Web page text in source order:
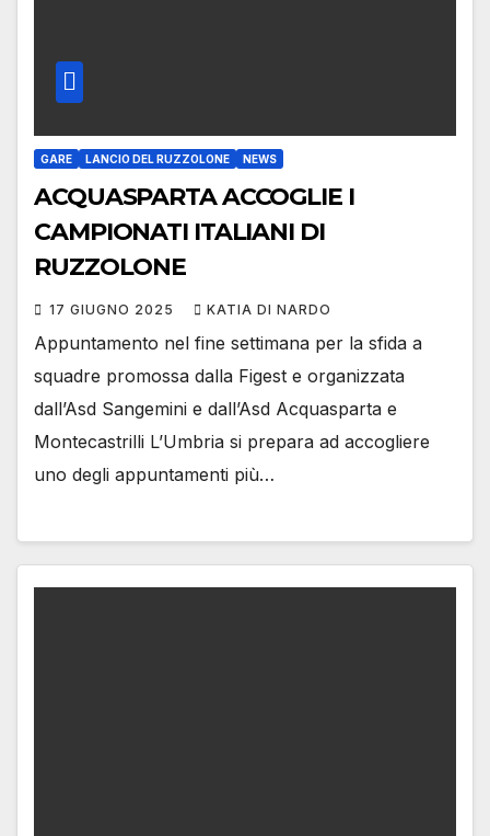
GARE LANCIO DEL RUZZOLONE NEWS
ACQUASPARTA ACCOGLIE I
CAMPIONATI ITALIANI DI
RUZZOLONE
17 GIUGNO 2025 KATIA DI NARDO
Appuntamento nel fine settimana per la sfida a
squadre promossa dalla Figest e organizzata
dall’Asd Sangemini e dall’Asd Acquasparta e
Montecastrilli L’Umbria si prepara ad accogliere
uno degli appuntamenti più…